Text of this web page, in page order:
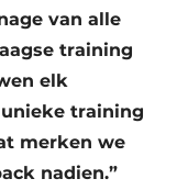
van alle
training
elk
training
merken we
nadien.”